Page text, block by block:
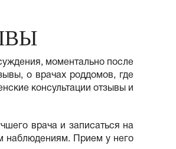
моментально после
о врачах роддомов, где
консультации отзывы и
врача и записаться на
наблюдениям. Прием у него